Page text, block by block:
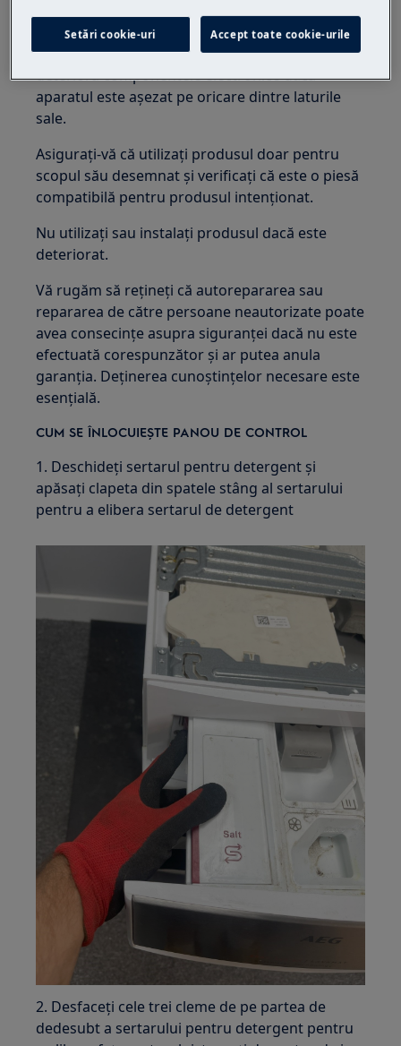
întotdeauna aparatul de toată apa. Orice
întreținere trebuie efectuată cu aparatul în
poziție verticală. Apa reziduală ar putea
deteriora componentele electronice dacă
aparatul este așezat pe oricare dintre laturile
sale.
Asigurați-vă că utilizați produsul doar pentru
scopul său desemnat și verificați că este o piesă
compatibilă pentru produsul intenționat.
Nu utilizați sau instalați produsul dacă este
deteriorat.
Vă rugăm să rețineți că autorepararea sau
repararea de către persoane neautorizate poate
avea consecințe asupra siguranței dacă nu este
efectuată corespunzător și ar putea anula
garanția. Deținerea cunoștințelor necesare este
esențială.
CUM SE ÎNLOCUIEȘTE PANOU DE CONTROL
1. Deschideți sertarul pentru detergent și
apăsați clapeta din spatele stâng al sertarului
pentru a elibera sertarul de detergent
2. Desfaceți cele trei cleme de pe partea de
dedesubt a sertarului pentru detergent pentru
Setări cookie-uri Accept toate cookie-urile